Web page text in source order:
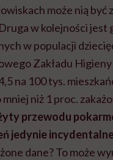
może nią być
w kolejności jest
w populacji
Zakładu
na 100 tys.
niż 1 proc.
przewodu
jedynie
dane? To może